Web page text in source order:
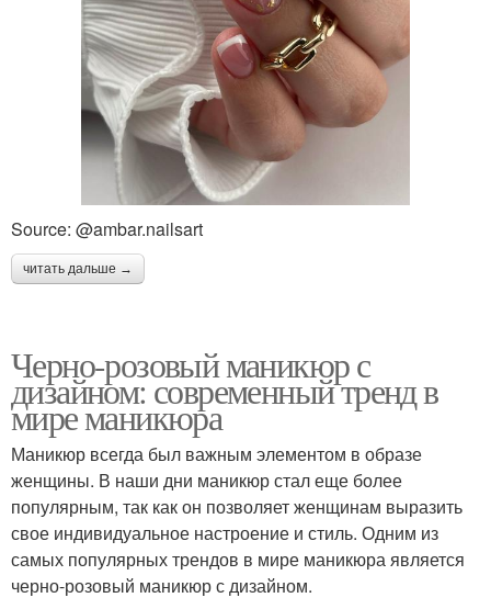
Source: @ambar.nailsart
читать дальше →
Черно-розовый маникюр с
дизайном: современный тренд в
мире маникюра
Маникюр всегда был важным элементом в образе
женщины. В наши дни маникюр стал еще более
популярным, так как он позволяет женщинам выразить
свое индивидуальное настроение и стиль. Одним из
самых популярных трендов в мире маникюра является
черно-розовый маникюр с дизайном.